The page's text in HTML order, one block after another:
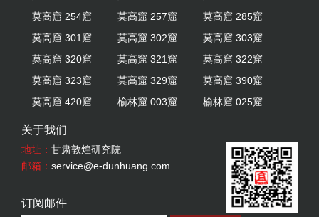
莫高窟 254窟
莫高窟 257窟
莫高窟 285窟
莫高窟 301窟
莫高窟 302窟
莫高窟 303窟
莫高窟 320窟
莫高窟 321窟
莫高窟 322窟
莫高窟 323窟
莫高窟 329窟
莫高窟 390窟
莫高窟 420窟
榆林窟 003窟 榆林窟 025窟
关于我们
地址： 甘肃敦煌研究院
邮箱： service@e-dunhuang.com
订阅邮件